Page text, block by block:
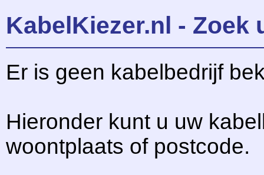
KabelKiezer.nl - Zoek
Er is geen kabelbedrijf
Hieronder kunt u uw
woontplaats of postcode.